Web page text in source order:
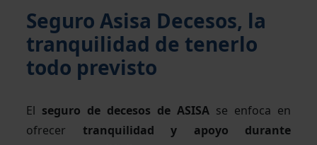
Seguro Asisa Decesos, la
tranquilidad de tenerlo
todo previsto
El seguro de decesos de ASISA se enfoca en
ofrecer tranquilidad y apoyo durante